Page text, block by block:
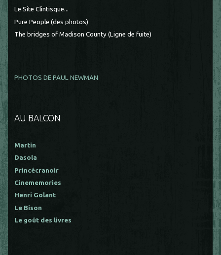
Le Site Clintisque...
Pure People (des photos)
The bridges of Madison County (Ligne de fuite)
PHOTOS DE PAUL NEWMAN
AU BALCON
Martin
Dasola
Princécranoir
Cinememories
Henri Golant
Le Bison
Le goût des livres